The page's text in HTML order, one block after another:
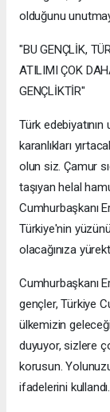
olduğunu
"BU GENÇLİK,
ATILIMI ÇOK
GENÇLİKTİR"
Türk
karanlıkları
olun siz. Çamur
taşıyan helal
Cumhurbaşkanı
Türkiye'nin yüzünü
olacağınıza
Cumhurbaşkanı
gençler, Türkiye
ülkemizin
duyuyor, sizlere
korusun.
ifadelerini kullandı.